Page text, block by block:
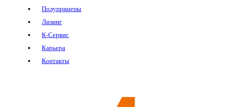
Полуприцепы
Лизинг
К-Сервис
Карьера
Контакты